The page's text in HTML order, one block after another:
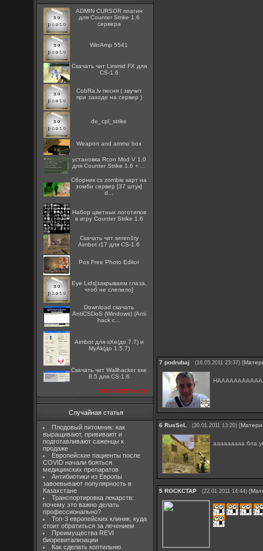
ADMIN CURSOR плагин
для Counter Strike 1.6
сервера
WinAmp 5541
Скачать чит Limmid FX для
CS-1.6
CobRa.lv песня ( звучит
при заходе на сервер )
de_cpl_strike
Weapon and ammo box
установка Rcon Mod V 1.0
для Counter Strike 1.6 + ...
Сборник cs zombie карт на
зомби сервер [37 штук]
d...
Набор цветных логотипов
в игру Counter Strike 1.6
Скачать чит seren1ty
Aimbot r17 для CS-1.6
Pos Free Photo Editor
Eye Lids[закрываем глаза,
чтоб не слепило]
Download скачать
AntiCSDoS (Windows) (Anti
hack c...
Aimbot для sXe(до 7.7) и
MyAk(до 1.5.7)
Скачать чит Wallhacker sxe
8.5 для CS-1.6
посмотреть все
Случайная статья
Плодовый питомник: как
выращивают, прививают и
подготавливают саженцы к
продаже
Европейские пациенты после
COVID начали бояться
медицинских препаратов
Антибиотики из Европы
завоевывают популярность в
Казахстане
Транспортировка лекарств:
почему это важно делать
профессионально?
Топ-3 европейских клиник, куда
стоит обратиться за лечением
Преимущества REVI
биоревитализации
Как сделать коптильню
7 podrubaj (16.05.2011 23:37) [
6 RusSeL (30.01.2011 13:20) [
ааааааааа бла
5 ROCKCTAP (22.01.2011 14:44) [